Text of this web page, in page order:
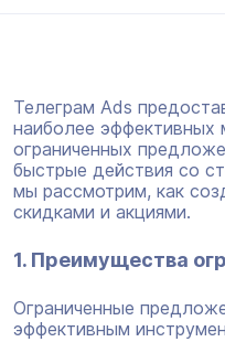
Телеграм Ads
наиболее эффективных
ограниченных
быстрые действия со
мы рассмотрим, как
скидками и акциями.
1. Преимущества
Ограниченные
эффективным